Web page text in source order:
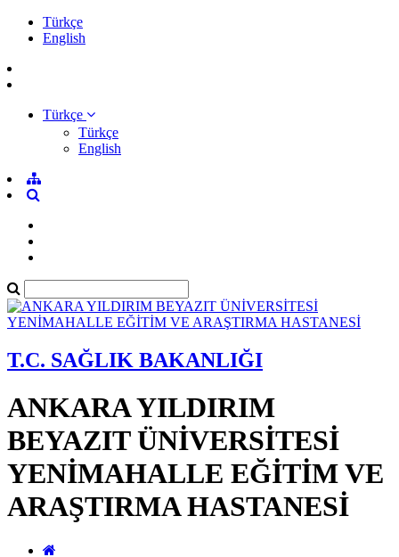
Türkçe
English
Türkçe
Türkçe
English
T.C. SAĞLIK BAKANLIĞI
ANKARA YILDIRIM
BEYAZIT ÜNİVERSİTESİ
YENİMAHALLE EĞİTİM VE
ARAŞTIRMA HASTANESİ